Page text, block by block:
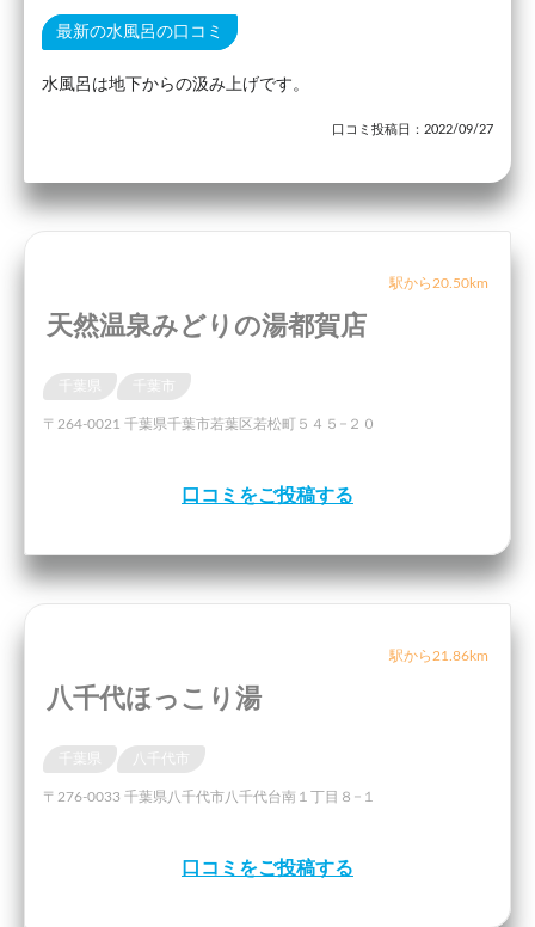
最新の水風呂の口コミ
水風呂は地下からの汲み上げです。
口コミ投稿日：2022/09/27
駅から20.50km
天然温泉みどりの湯都賀店
千葉県 千葉市
〒264-0021 千葉県千葉市若葉区若松町５４５−２０
口コミをご投稿する
駅から21.86km
八千代ほっこり湯
千葉県
〒276-0033 千葉県八千代市八千代台南１丁目８−１
口コミをご投稿する